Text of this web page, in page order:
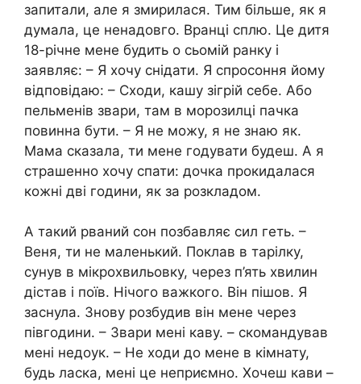
запитали, але я змирилася. Тим більше, як я
думала, це ненадовго. Вранці сплю. Це дитя
18-річне мене будить о сьомій ранку і
заявляє: – Я хочу снідати. Я спросоння йому
відповідаю: – Сходи, кашу зігрій себе. Або
пельменів звари, там в морозилці пачка
повинна бути. – Я не можу, я не знаю як.
Мама сказала, ти мене годувати будеш. А я
страшенно хочу спати: дочка прокидалася
кожні дві години, як за розкладом.
А такий рваний сон позбавляє сил геть. –
Веня, ти не маленький. Поклав в тарілку,
сунув в мікрохвильовку, через п’ять хвилин
дістав і поїв. Нічого важкого. Він пішов. Я
заснула. Знову розбудив він мене через
півгодини. – Звари мені каву. – скомандував
мені недоук. – Не ходи до мене в кімнату,
будь ласка, мені це неприємно. Хочеш кави –